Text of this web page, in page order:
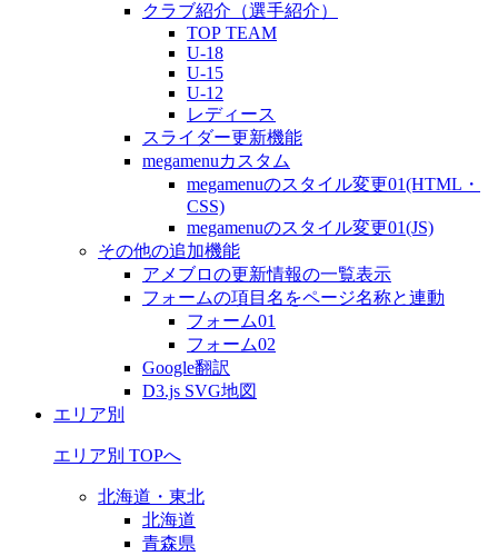
クラブ紹介（選手紹介）
TOP TEAM
U-18
U-15
U-12
レディース
スライダー更新機能
megamenuカスタム
megamenuのスタイル変更01(HTML・
CSS)
megamenuのスタイル変更01(JS)
その他の追加機能
アメブロの更新情報の一覧表示
フォームの項目名をページ名称と連動
フォーム01
フォーム02
Google翻訳
D3.js SVG地図
エリア別
エリア別 TOPへ
北海道・東北
北海道
青森県